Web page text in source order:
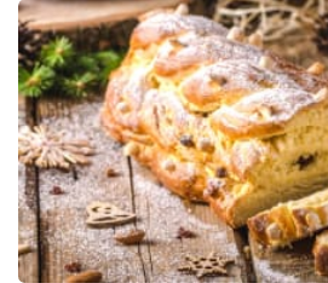
Zahrada
Design
Sledujte prima+
Přihlášení